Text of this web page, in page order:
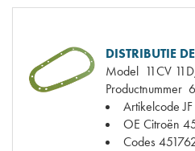
DISTRIBUTIE
Model 11CV
Productnummer
Artikelcode JF
OE Citroën
Codes